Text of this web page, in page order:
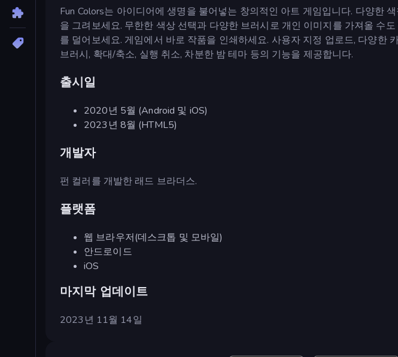
Fun Colors는 아이디어에 생명을 불어넣는 창의적인 아트 게임입니다. 다양한
을 그려보세요. 무한한 색상 선택과 다양한 브러시로 개인 이미지를 가져올 수
를 덜어보세요. 게임에서 바로 작품을 인쇄하세요. 사용자 지정 업로드, 다양한
브러시, 확대/축소, 실행 취소, 차분한 밤 테마 등의 기능을 제공합니다.
출시일
2020년 5월 (Android 및 iOS)
2023년 8월 (HTML5)
개발자
펀 컬러를 개발한 래드 브라더스.
플랫폼
웹 브라우저(데스크톱 및 모바일)
안드로이드
iOS
마지막 업데이트
2023년 11월 14일